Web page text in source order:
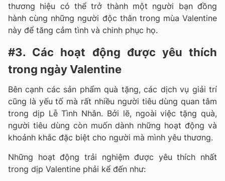
thương hiệu có thể trở thành một người bạn đồng
hành cùng những người độc thân trong mùa Valentine
này để tăng cảm tình và chinh phục họ.
#3. Các hoạt động được yêu thích
trong ngày Valentine
Bên cạnh các sản phẩm quà tặng, các dịch vụ giải trí
cũng là yếu tố mà rất nhiều người tiêu dùng quan tâm
trong dịp Lễ Tình Nhân. Bởi lẽ, ngoài việc tặng quà,
người tiêu dùng còn muốn dành những hoạt động và
khoảnh khắc đặc biệt cho người mà mình yêu thương.
Những hoạt động trải nghiệm được yêu thích nhất
trong dịp Valentine phải kể đến như: